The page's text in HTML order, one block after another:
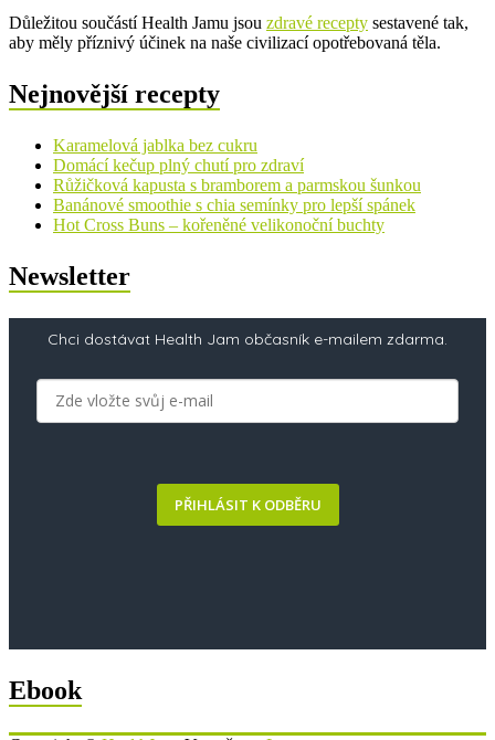
Důležitou součástí Health Jamu jsou zdravé recepty sestavené tak,
aby měly příznivý účinek na naše civilizací opotřebovaná těla.
Nejnovější recepty
Karamelová jablka bez cukru
Domácí kečup plný chutí pro zdraví
Růžičková kapusta s bramborem a parmskou šunkou
Banánové smoothie s chia semínky pro lepší spánek
Hot Cross Buns – kořeněné velikonoční buchty
Newsletter
Chci dostávat Health Jam občasník e-mailem zdarma.
PŘIHLÁSIT K ODBĚRU
Ebook